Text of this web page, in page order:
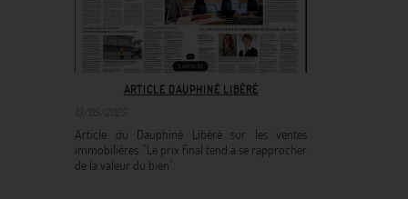
ARTICLE DAUPHINÉ LIBÉRÉ
Article du Dauphiné Libéré sur les ventes
immobilières. "Le prix final tend à se rapprocher
de la valeur du bien".